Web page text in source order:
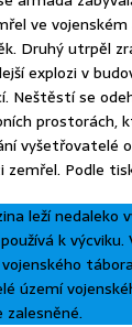
ve vojenském
Druhý utrpěl
explozi v
Neštěstí se
prostorách,
vyšetřovatelé
zemřel. Podle
leží nedaleko
k výcviku.
území
zalesněné.